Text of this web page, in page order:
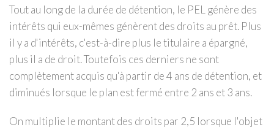
Tout au long de la durée de détention, le PEL génère des
intérêts qui eux-mêmes génèrent des droits au prêt. Plus
il y a d'intérêts, c'est-à-dire plus le titulaire a épargné,
plus il a de droit. Toutefois ces derniers ne sont
complètement acquis qu'à partir de 4 ans de détention, et
diminués lorsque le plan est fermé entre 2 ans et 3 ans.
On multiplie le montant des droits par 2,5 lorsque l'objet